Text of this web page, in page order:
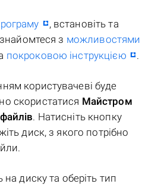
, встановіть та
з можливостями
покроковою інструкцією .
користувачеві буде
скористатися Майстром
. Натисніть кнопку
диск, з якого потрібно
на диску та оберіть тип